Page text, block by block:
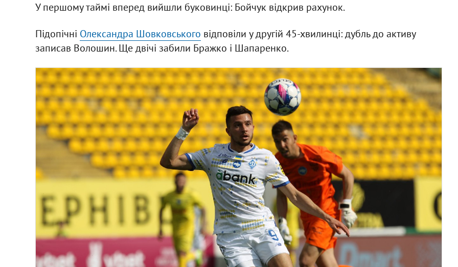
У першому таймі вперед вийшли буковинці: Бойчук відкрив рахунок.
Підопічні Олександра Шовковського відповіли у другій 45-хвилинці: дубль до активу
записав Волошин. Ще двічі забили Бражко і Шапаренко.